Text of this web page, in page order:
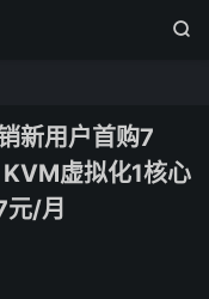

新用户首购7
虚拟化1核心
/月